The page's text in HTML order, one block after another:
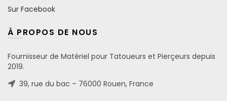
Sur Facebook
À PROPOS DE NOUS
Fournisseur de Matériel pour Tatoueurs et Pierçeurs depuis
2019.
39, rue du bac – 76000 Rouen, France